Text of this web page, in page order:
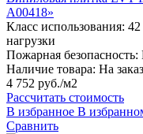
A00418»
Класс использования:
нагрузки
Пожарная безопасность:
Наличие товара: На заказ
4 752 руб./м2
Рассчитать стоимость
В избранное В
Сравнить